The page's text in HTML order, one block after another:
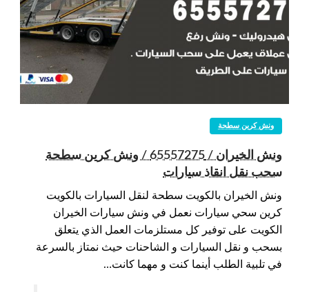
ونش كرين سطحة
ونش الخيران / 65557275 / ونش كرين سطحة
سحب نقل انقاذ سيارات
ونش الخيران بالكويت سطحة لنقل السيارات بالكويت
كرين سحي سيارات نعمل في ونش سيارات الخيران
الكويت على توفير كل مستلزمات العمل الذي يتعلق
بسحب و نقل السيارات و الشاحنات حيث نمتاز بالسرعة
في تلبية الطلب أينما كنت و مهما كانت…